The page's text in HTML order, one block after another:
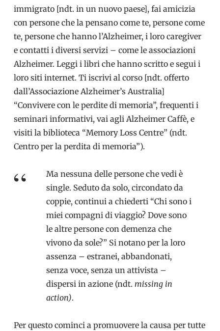
immigrato [ndt. in un nuovo paese], fai amicizia
con persone che la pensano come te, persone come
te, persone che hanno l’Alzheimer, i loro caregiver
e contatti i diversi servizi – come le associazioni
Alzheimer. Leggi i libri che hanno scritto e segui i
loro siti internet. Ti iscrivi al corso [ndt. offerto
dall’Associazione Alzheimer’s Australia]
“Convivere con le perdite di memoria”, frequenti i
seminari informativi, vai agli Alzheimer Caffè, e
visiti la biblioteca “Memory Loss Centre” (ndt.
Centro per la perdita di memoria”).
Ma nessuna delle persone che vedi è
single. Seduto da solo, circondato da
coppie, continui a chiederti “Chi sono i
miei compagni di viaggio? Dove sono
le altre persone con demenza che
vivono da sole?” Si notano per la loro
assenza – estranei, abbandonati,
senza voce, senza un attivista –
dispersi in azione (ndt. missing in
action).
Per questo cominci a promuovere la causa per tutte